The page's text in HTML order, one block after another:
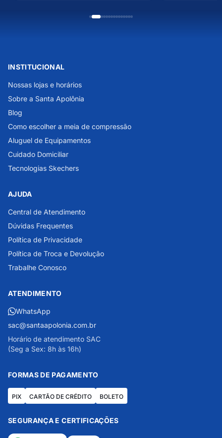
INSTITUCIONAL
Nossas lojas e horários
Sobre a Santa Apolônia
Blog
Como escolher a meia de compressão
Aluguel de Equipamentos
Cuidado Domiciliar
Tecnologias Skechers
AJUDA
Central de Atendimento
Dúvidas Frequentes
Política de Privacidade
Política de Troca e Devolução
Trabalhe Conosco
ATENDIMENTO
WhatsApp
sac@santaapolonia.com.br
Horário de atendimento SAC
(Seg a Sex: 8h às 16h)
FORMAS DE PAGAMENTO
PIX CARTÃO DE CRÉDITO BOLETO
SEGURANÇA E CERTIFICAÇÕES